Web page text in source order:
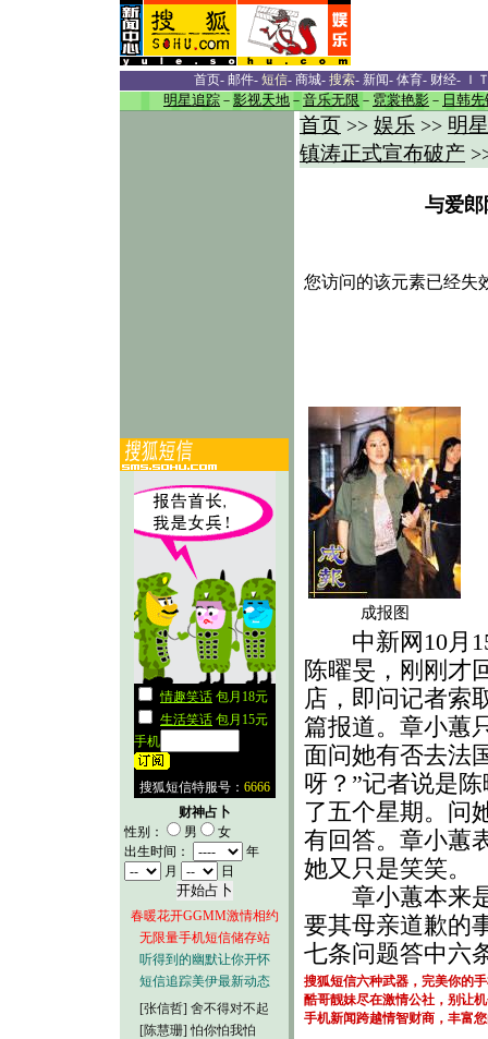
首页- 邮件- 短信- 商城- 搜索- 新闻- 体育- 财经- Ｉ
明星追踪 － 影视天地 － 音乐无限 － 霓裳艳影 － 日韩先
财神占卜
性别：
男
女
出生时间：
年
月
日
春暖花开GGMM激情相约
无限量手机短信储存站
听得到的幽默让你开怀
短信追踪美伊最新动态
[张信哲] 舍不得对不起
[陈慧珊] 怕你怕我怕
首页 >> 娱乐 >> 明
镇涛正式宣布破产
与爱
成报图
中新网10月15
陈曜旻，刚刚才
店，即问记者索
篇报道。章小蕙
面问她有否去法
呀？”记者说是
了五个星期。问
有回答。章小蕙
她又只是笑笑。
章小蕙本来是
要其母亲道歉的
七条问题答中六
搜狐短信六种武器，完美你的
酷哥靓妹尽在激情公社，别让
手机新闻跨越情智财商，丰富